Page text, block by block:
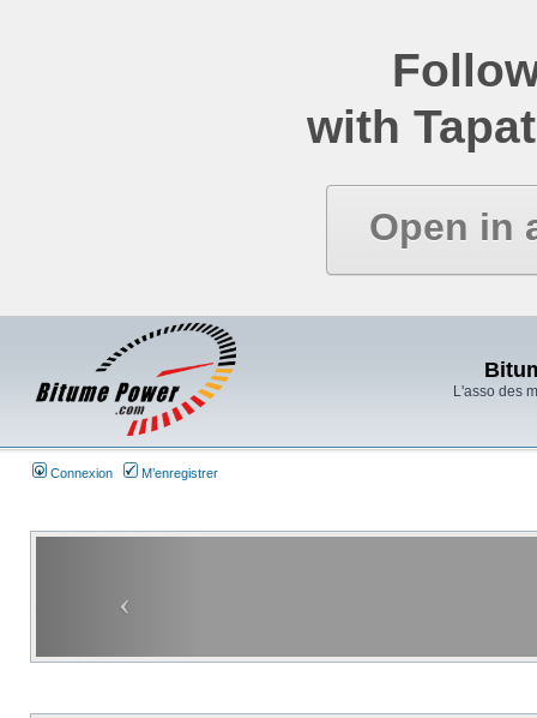
with
Open in
L'asso des
Connexion M’enregistrer